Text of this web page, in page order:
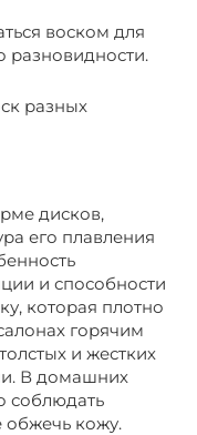
воском для
разновидности.
разных
дисков,
его плавления
и способности
которая плотно
горячим
и жестких
В домашних
соблюдать
обжечь кожу.